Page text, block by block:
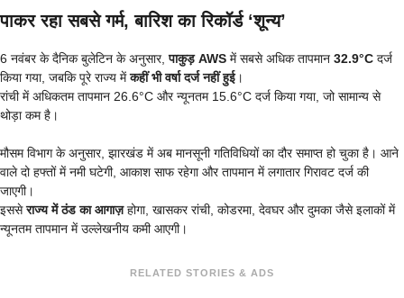
पाकर रहा सबसे गर्म, बारिश का रिकॉर्ड ‘शून्य’
6 नवंबर के दैनिक बुलेटिन के अनुसार,पाकुड़ AWS में सबसे अधिक तापमान 32.9°C दर्ज
किया गया, जबकि पूरे राज्य मेंकहीं भी वर्षा दर्ज नहीं हुई।
रांची में अधिकतम तापमान 26.6°C और न्यूनतम 15.6°C दर्ज किया गया, जो सामान्य से
थोड़ा कम है।
मौसम विभाग के अनुसार, झारखंड में अब मानसूनी गतिविधियों का दौर समाप्त हो चुका है। आने
वाले दो हफ्तों में नमी घटेगी, आकाश साफ रहेगा और तापमान में लगातार गिरावट दर्ज की
जाएगी।
इससेराज्य में ठंड का आगाज़होगा, खासकर रांची, कोडरमा, देवघर और दुमका जैसे इलाकों में
न्यूनतम तापमान में उल्लेखनीय कमी आएगी।
RELATED STORIES & ADS